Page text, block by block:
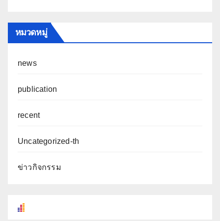
หมวดหมู่
news
publication
recent
Uncategorized-th
ข่าวกิจกรรม